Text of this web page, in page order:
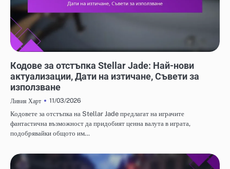
Кодове за отстъпка Stellar Jade: Най-нови
актуализации, Дати на изтичане, Съвети за
използване
Ливия Харт
11/03/2026
Кодовете за отстъпка на Stellar Jade предлагат на играчите
фантастична възможност да придобият ценна валута в играта,
подобрявайки общото им…